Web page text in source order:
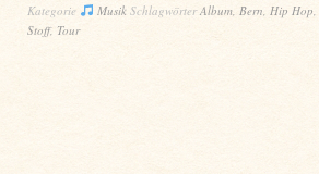
Kategorie Musik SchlagwörterAlbum, Bern Hip Hop
Stoff, Tour